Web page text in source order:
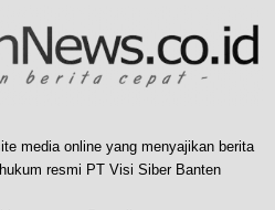
media online yang menyajikan berita
resmi PT Visi Siber Banten